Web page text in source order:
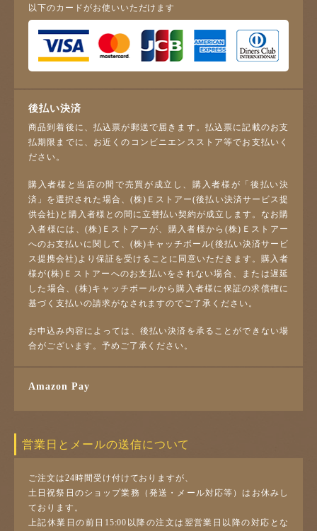
以下のカードがお使いいただけます
後払い決済
商品到着後に、払込票が郵送で届きます。払込票に記載のお支
払期限までに、お近くのコンビニエンスストア等でお支払いく
ださい。
購入者様と当店の間で売買が成立し、購入者様が「後払い決
済」を選択された場合、(株)Ｅストアー(後払い決済サービス提
供会社)と購入者様との間に立替払い契約が成立します。なお購
入者様には、(株)Ｅストアーが、購入者様から(株)Ｅストアー
へのお支払いに関して、(株)キャッチボール(後払い決済サービ
ス提携会社)より保証を受けることに同意いただきます。購入者
様が(株)Ｅストアーへのお支払いをされない場合、または遅延
した場合、(株)キャッチボールから購入者様に保証の求償権に
基づく支払いの請求がなされますのでご了承ください。
お申込み内容によっては、後払い決済を承ることができない場
合がございます。予めご了承ください。
Amazon Pay
営業日とメールの送信について
ご注文は24時間受け付けておりますが、
土日祝祭日のショップ業務（発送・メール対応等）はお休みし
ております。
上記休業日の前日15:00以降の注文は翌営業日以降の対応とな